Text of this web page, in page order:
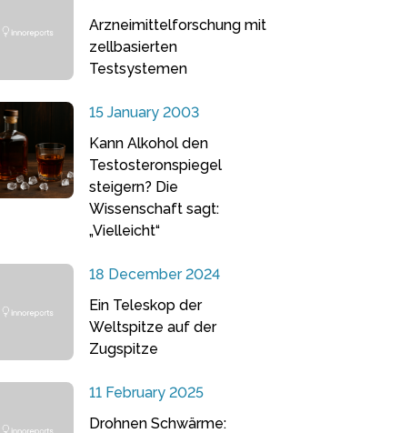
Arzneimittelforschung mit
zellbasierten
Testsystemen
15 January 2003
Kann Alkohol den
Testosteronspiegel
steigern? Die
Wissenschaft sagt:
„Vielleicht“
18 December 2024
Ein Teleskop der
Weltspitze auf der
Zugspitze
11 February 2025
Drohnen Schwärme: